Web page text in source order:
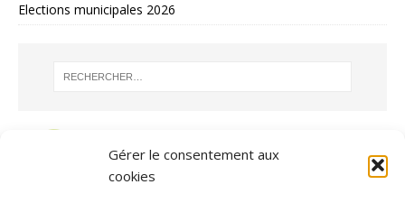
Gérer le consentement aux
cookies
Elections municipales 2026